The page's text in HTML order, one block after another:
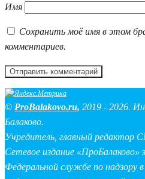
Имя
Сохранить моё имя в этом
комментариев.
© ProBalakovo.ru, 2019 - 2026.
Балаково.
Учредитель, главный
Сетевое издание «ПроБалаково»
Федеральной службе по надзору в